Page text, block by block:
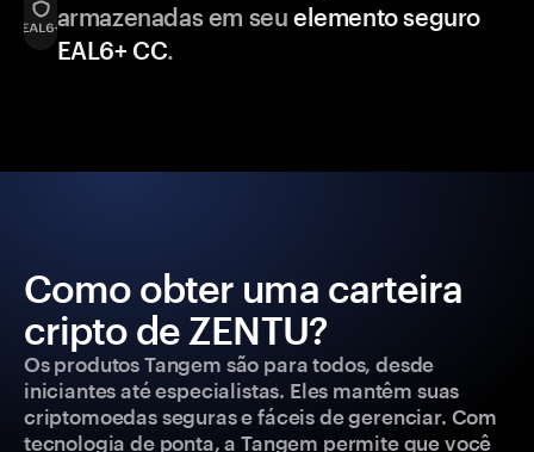
armazenadas em seu elemento seguro
EAL6+ CC.
Como obter uma carteira
cripto de ZENTU?
Os produtos Tangem são para todos, desde
iniciantes até especialistas. Eles mantêm suas
criptomoedas seguras e fáceis de gerenciar. Com
tecnologia de ponta, a Tangem permite que você